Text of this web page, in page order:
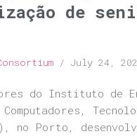
de
July 24,
do Instituto de
no Porto,